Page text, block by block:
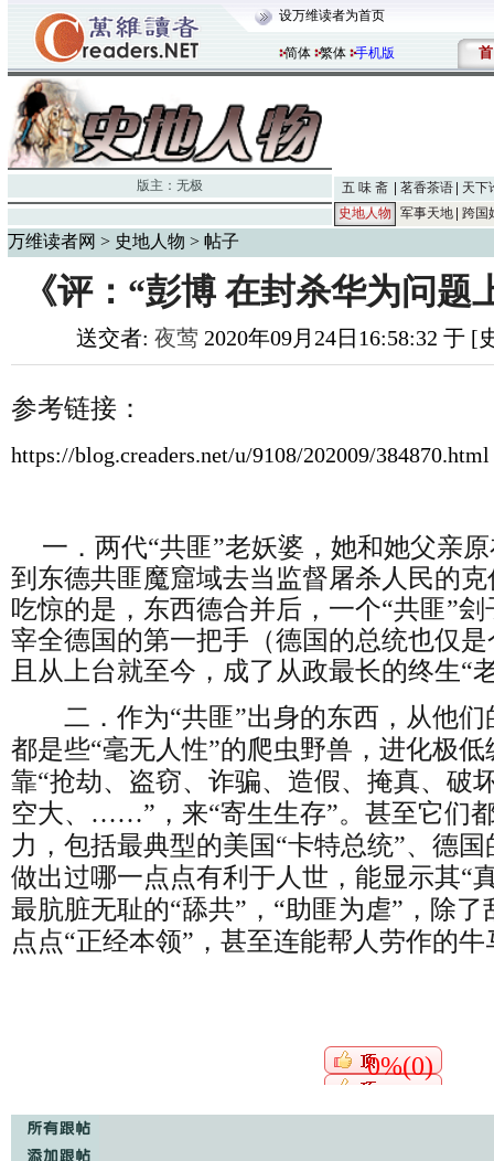
设万维读者为首页
简体 繁体 手机版 首
版主： 无极 五 味 斋 茗香茶语
天下
史地人物
军事天地 跨国
万维读者网 > 史地人物 > 帖子
《评：“彭博 在封杀华为问题
送交者: 夜莺 2020年09月24日16:58:32 于
参考链接：
https://blog.creaders.net/u/9108/202009/384870.html
一．两代“共匪”老妖婆，她和她父亲
到东德共匪魔窟域去当监督屠杀人民的
吃惊的是，东西德合并后，一个“共匪”
宰全德国的第一把手（德国的总统也仅
且从上台就至今，成了从政最长的终生“
二．作为“共匪”出身的东西，从他们
都是些“毫无人性”的爬虫野兽，进化极
靠“抢劫、盗窃、诈骗、造假、掩真、破
空大、……”，来“寄生生存”。甚至它们
力，包括最典型的美国“卡特总统”、德
做出过哪一点点有利于人世，能显示其“
最肮脏无耻的“舔共”，“助匪为虐”，除
点点“正经本领”，甚至连能帮人劳作的
0%(0)